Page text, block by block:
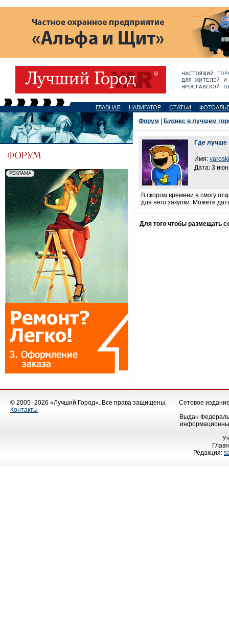
ГЛАВНАЯ НАВИГАТОР СТАТЬИ
Форум Бизнес в лучшем
Где лучше
Имя:
Дата: 3
В скором времени я смогу
для него закупки. Можете
Для того чтобы размещать
© 2005–2026 «Лучший Город». Все права защищены.
Контакты
Сетевое
Выдан
Редакция: